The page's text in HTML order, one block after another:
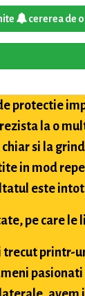
cererea de
protectie
la o
si la
in mod
este
pe care le
printr-